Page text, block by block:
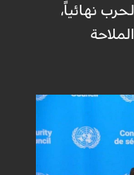
نهائياً،